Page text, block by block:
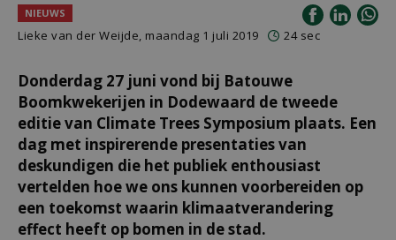
NIEUWS
Lieke van der Weijde, maandag 1 juli 2019 24 sec
Donderdag 27 juni vond bij Batouwe
Boomkwekerijen in Dodewaard de tweede
editie van Climate Trees Symposium plaats. Een
dag met inspirerende presentaties van
deskundigen die het publiek enthousiast
vertelden hoe we ons kunnen voorbereiden op
een toekomst waarin klimaatverandering
effect heeft op bomen in de stad.